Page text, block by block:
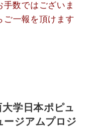
数ではございま
ご一報を頂けます
学日本ポピュ
ージアムプロジ